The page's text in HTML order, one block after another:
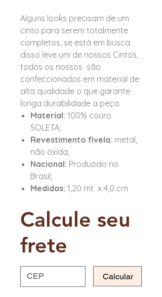
Alguns looks precisam de um
cinto para serem totalmente
completos, se está em busca
disso leve um de nossos Cintos,
todos os nossos são
confeccionados em material de
alta qualidade o que garante
longa durabilidade a peça.
Material: 100% couro
SOLETA;
Revestimento fivela: metal,
não oxida;
Nacional: Produzido no
Brasil;
Medidas: 1,20 mt x 4,0 cm
Calcule seu
frete
Calcular